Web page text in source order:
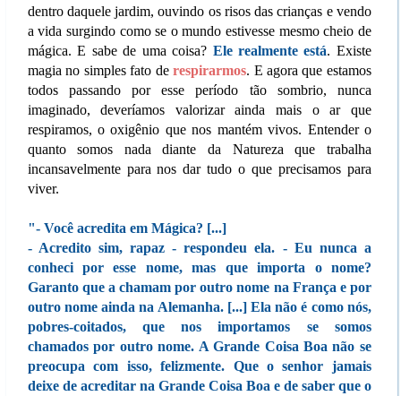
dentro daquele jardim, ouvindo os risos das crianças e vendo
a vida surgindo como se o mundo estivesse mesmo cheio de
mágica. E sabe de uma coisa? Ele realmente está. Existe
magia no simples fato derespirarmos. E agora que estamos
todos passando por esse período tão sombrio, nunca
imaginado, deveríamos valorizar ainda mais o ar que
respiramos, o oxigênio que nos mantém vivos. Entender o
quanto somos nada diante da Natureza que trabalha
incansavelmente para nos dar tudo o que precisamos para
viver.
"- Você acredita em Mágica? [...]
- Acredito sim, rapaz - respondeu ela. - Eu nunca a
conheci por esse nome, mas que importa o nome?
Garanto que a chamam por outro nome na França e por
outro nome ainda na Alemanha. [...] Ela não é como nós,
pobres-coitados, que nos importamos se somos
chamados por outro nome. A Grande Coisa Boa não se
preocupa com isso, felizmente. Que o senhor jamais
deixe de acreditar na Grande Coisa Boa e de saber que o